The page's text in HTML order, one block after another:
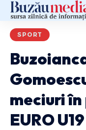
SPORT
meciuri
EURO